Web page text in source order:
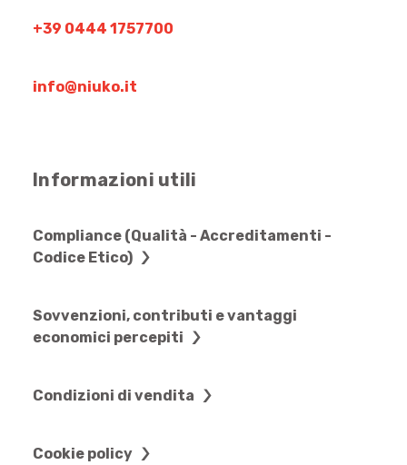
+39 0444 1757700
info@niuko.it
Informazioni utili
Compliance (Qualità - Accreditamenti -
Codice Etico)
Sovvenzioni, contributi e vantaggi
economici percepiti
Condizioni di vendita
Cookie policy